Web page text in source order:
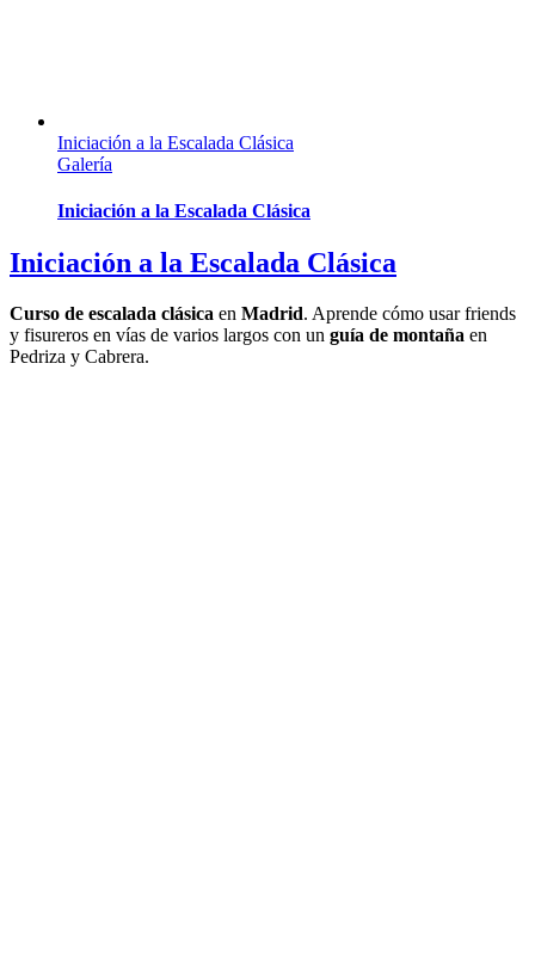
Iniciación a la Escalada Clásica
Galería
Iniciación a la Escalada Clásica
Iniciación a la Escalada Clásica
Curso de escalada clásica en Madrid. Aprende cómo usar friends
y fisureros en vías de varios largos con un guía de montaña en
Pedriza y Cabrera.